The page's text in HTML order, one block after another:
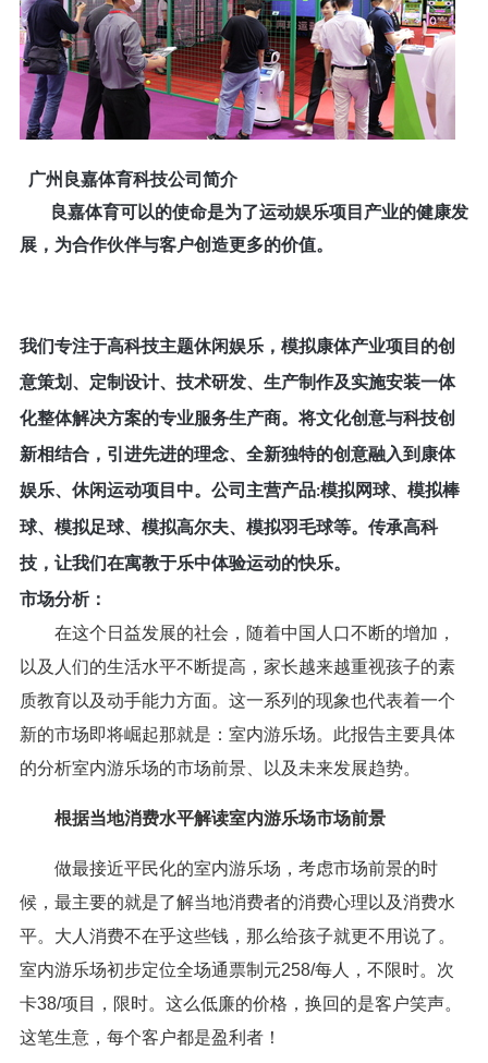
广州良嘉体育科技公司简介
良嘉体育可以的使命是为了运动娱乐项目产业的健康发
展，为合作伙伴与客户创造更多的价值。
我们专注于高科技主题休闲娱乐，模拟康体产业项目的创
意策划、定制设计、技术研发、生产制作及实施安装一体
化整体解决方案的专业服务生产商。将文化创意与科技创
新相结合，引进先进的理念、全新独特的创意融入到康体
娱乐、休闲运动项目中。公司主营产品:模拟网球、模拟棒
球、模拟足球、模拟高尔夫、模拟羽毛球等。传承高科
技，让我们在寓教于乐中体验运动的快乐。
市场分析：
在这个日益发展的社会，随着中国人口不断的增加，
以及人们的生活水平不断提高，家长越来越重视孩子的素
质教育以及动手能力方面。这一系列的现象也代表着一个
新的市场即将崛起那就是：室内游乐场。此报告主要具体
的分析室内游乐场的市场前景、以及未来发展趋势。
根据当地消费水平解读室内游乐场市场前景
做最接近平民化的室内游乐场，考虑市场前景的时
候，最主要的就是了解当地消费者的消费心理以及消费水
平。大人消费不在乎这些钱，那么给孩子就更不用说了。
室内游乐场初步定位全场通票制元258/每人，不限时。次
卡38/项目，限时。这么低廉的价格，换回的是客户笑声。
这笔生意，每个客户都是盈利者！